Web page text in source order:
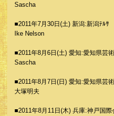
Sascha
■2011年7月30日(土) 新潟:新潟ﾃﾙｻ
Ike Nelson
■2011年8月6日(土) 愛知:愛知県芸
Sascha
■2011年8月7日(日) 愛知:愛知県芸
大塚明夫
■2011年8月11日(木) 兵庫:神戸国際